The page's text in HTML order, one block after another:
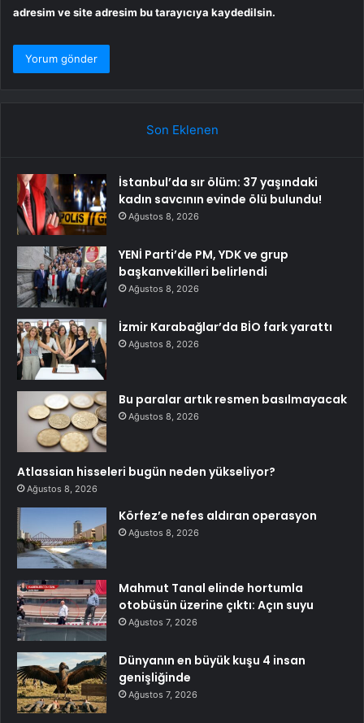
adresim ve site adresim bu tarayıcıya kaydedilsin.
Son Eklenen
İstanbul’da sır ölüm: 37 yaşındaki
kadın savcının evinde ölü bulundu!
Ağustos 8, 2026
YENİ Parti’de PM, YDK ve grup
başkanvekilleri belirlendi
Ağustos 8, 2026
İzmir Karabağlar’da BİO fark yarattı
Ağustos 8, 2026
Bu paralar artık resmen basılmayacak
Ağustos 8, 2026
Atlassian hisseleri bugün neden yükseliyor?
Ağustos 8, 2026
Körfez’e nefes aldıran operasyon
Ağustos 8, 2026
Mahmut Tanal elinde hortumla
otobüsün üzerine çıktı: Açın suyu
Ağustos 7, 2026
Dünyanın en büyük kuşu 4 insan
genişliğinde
Ağustos 7, 2026